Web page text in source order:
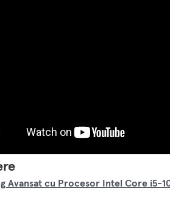
Avansat cu Procesor Intel Core i5-